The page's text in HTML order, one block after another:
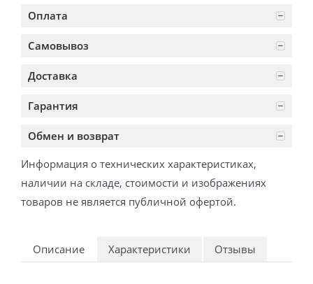
Оплата
Самовывоз
Доставка
Гарантия
Обмен и возврат
Информация о технических характеристиках,
наличии на складе, стоимости и изображениях
товаров не является публичной офертой.
Описание Характеристики Отзывы